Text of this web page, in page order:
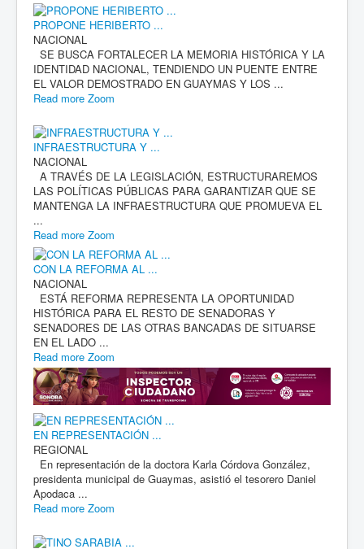
PROPONE HERIBERTO ...
NACIONAL
SE BUSCA FORTALECER LA MEMORIA HISTÓRICA Y LA
IDENTIDAD NACIONAL, TENDIENDO UN PUENTE ENTRE
EL VALOR DEMOSTRADO EN GUAYMAS Y LOS ...
Read more Zoom
INFRAESTRUCTURA Y ...
NACIONAL
A TRAVÉS DE LA LEGISLACIÓN, ESTRUCTURAREMOS
LAS POLÍTICAS PÚBLICAS PARA GARANTIZAR QUE SE
MANTENGA LA INFRAESTRUCTURA QUE PROMUEVA EL
...
Read more Zoom
CON LA REFORMA AL ...
NACIONAL
ESTÁ REFORMA REPRESENTA LA OPORTUNIDAD
HISTÓRICA PARA EL RESTO DE SENADORAS Y
SENADORES DE LAS OTRAS BANCADAS DE SITUARSE
EN EL LADO ...
Read more Zoom
EN REPRESENTACIÓN ...
REGIONAL
En representación de la doctora Karla Córdova González,
presidenta municipal de Guaymas, asistió el tesorero Daniel
Apodaca ...
Read more Zoom